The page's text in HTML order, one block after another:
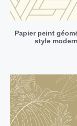
Papier peint
style